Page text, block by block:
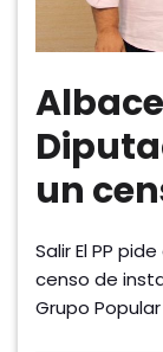
un
Salir El PP
censo de
Grupo